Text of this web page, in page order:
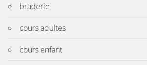
braderie
cours adultes
cours enfant